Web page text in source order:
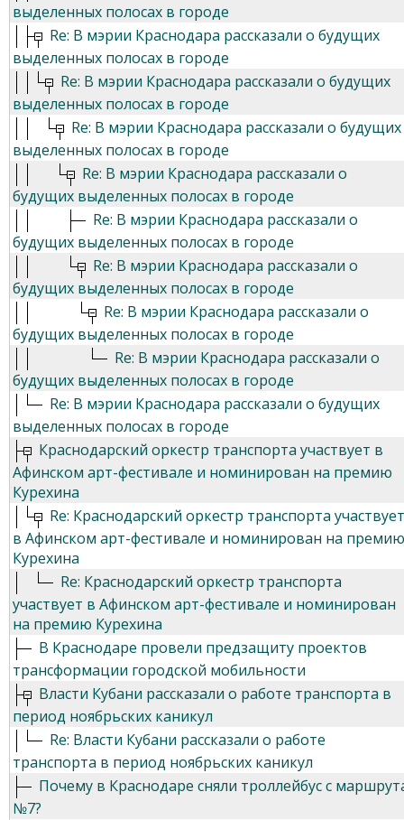
выделенных полосах в городе
Re: В мэрии Краснодара рассказали о будущих
выделенных полосах в городе
Re: В мэрии Краснодара рассказали о будущих
выделенных полосах в городе
Re: В мэрии Краснодара рассказали о будущих
выделенных полосах в городе
Re: В мэрии Краснодара рассказали о
будущих выделенных полосах в городе
Re: В мэрии Краснодара рассказали о
будущих выделенных полосах в городе
Re: В мэрии Краснодара рассказали о
будущих выделенных полосах в городе
Re: В мэрии Краснодара рассказали о
будущих выделенных полосах в городе
Re: В мэрии Краснодара рассказали о
будущих выделенных полосах в городе
Re: В мэрии Краснодара рассказали о будущих
выделенных полосах в городе
Краснодарский оркестр транспорта участвует в
Афинском арт-фестивале и номинирован на премию
Курехина
Re: Краснодарский оркестр транспорта участвует
в Афинском арт-фестивале и номинирован на премию
Курехина
Re: Краснодарский оркестр транспорта
участвует в Афинском арт-фестивале и номинирован
на премию Курехина
В Краснодаре провели предзащиту проектов
трансформации городской мобильности
Власти Кубани рассказали о работе транспорта в
период ноябрьских каникул
Re: Власти Кубани рассказали о работе
транспорта в период ноябрьских каникул
Почему в Краснодаре сняли троллейбус с
№7?